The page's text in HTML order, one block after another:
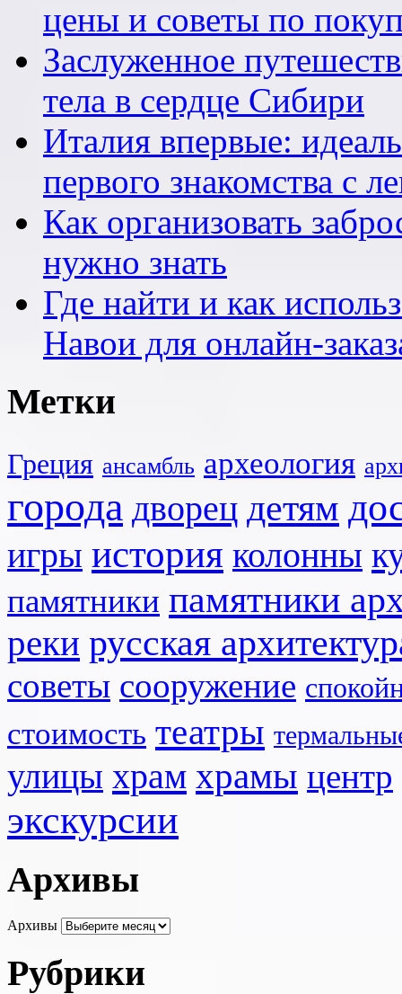
цены и советы по
Заслуженное
тела в сердце Сибири
Италия впервые:
первого знакомства с
Как организовать
нужно знать
Где найти и как
Навои для онлайн-
Метки
Греция ансамбль археология
города дворец детям
игры история колонны
памятники памятники
реки русская
советы сооружение
стоимость театры
улицы храм храмы центр
экскурсии
Архивы
Архивы
Рубрики